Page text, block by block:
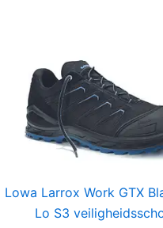
Lowa Larrox Work GTX
Lo S3